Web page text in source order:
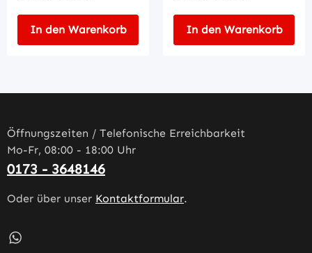
In den Warenkorb In den Warenkorb
Öffnungszeiten / Telefonische Erreichbarkeit
Mo-Fr, 08:00 - 18:00 Uhr
0173 - 3648146
Oder über unser Kontaktformular.
Schreib uns auf WhatsApp – öffnet in neuem Tab